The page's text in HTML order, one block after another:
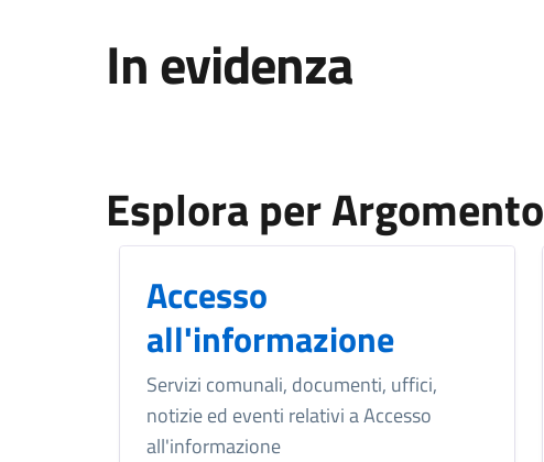
In evidenza
Esplora per Argomento
Accesso
all'informazione
Servizi comunali, documenti, uffici,
notizie ed eventi relativi a Accesso
all'informazione